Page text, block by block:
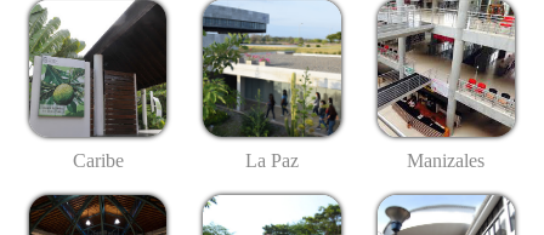
Caribe La Paz Manizales